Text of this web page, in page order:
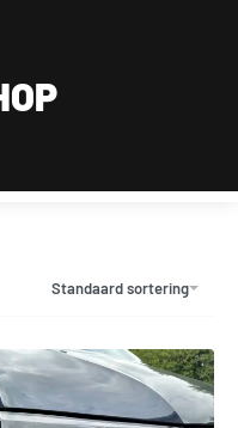
Standaard sortering